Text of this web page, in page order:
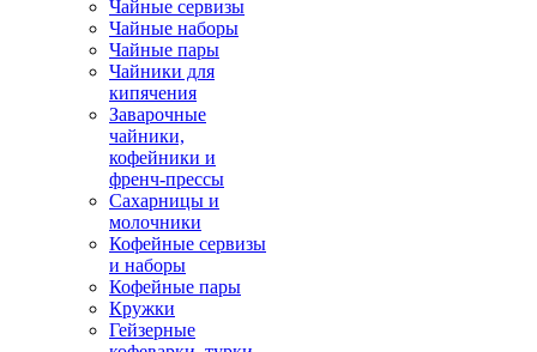
Чайные сервизы
Чайные наборы
Чайные пары
Чайники для
кипячения
Заварочные
чайники,
кофейники и
френч-прессы
Сахарницы и
молочники
Кофейные сервизы
и наборы
Кофейные пары
Кружки
Гейзерные